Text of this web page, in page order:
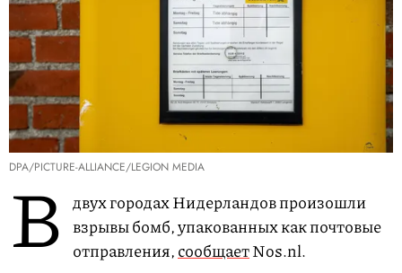
DPA/PICTURE-ALLIANCE/LEGION MEDIA
В двух городах Нидерландов произошли
взрывы бомб, упакованных как почтовые
отправления,сообщаетNos.nl.